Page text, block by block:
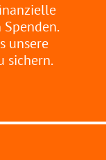
unsere
sichern.